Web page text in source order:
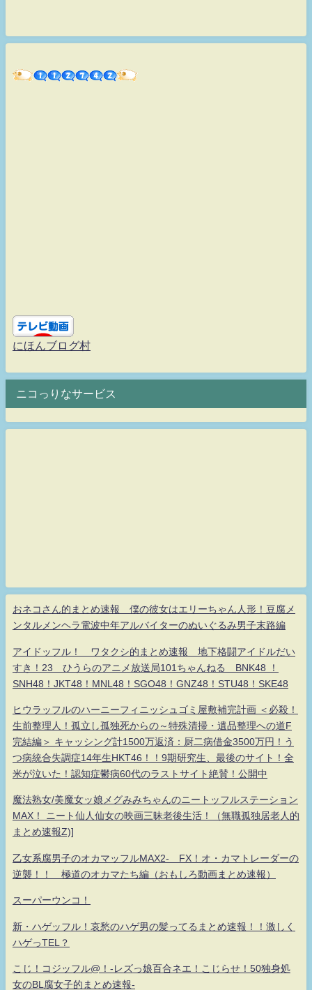
にほんブログ村
ニコっりなサービス
おネコさん的まとめ速報 僕の彼女はエリーちゃん人形！豆腐メ
ンタルメンヘラ電波中年アルバイターのぬいぐるみ男子末路編
アイドッフル！ ワタクシ的まとめ速報 地下格闘アイドルだい
すき！23 ひうらのアニメ放送局101ちゃんねる BNK48 ！
SNH48！JKT48！MNL48！SGO48！GNZ48！STU48！SKE48
ヒウラッフルのハーニーフィニッシュゴミ屋敷補完計画 ＜必殺！
生前整理人！孤立し孤独死からの～特殊清掃・遺品整理への道F
完結編＞ キャッシング計1500万返済：厨二病借金3500万円！う
つ病統合失調症14年生HKT46！！9期研究生、最後のサイト！全
米が泣いた！認知症鬱病60代のラストサイト絶賛！公開中
魔法熟女/美魔女ッ娘メグみみちゃんのニートッフルステーション
MAX！ ニート仙人仙女の映画三昧老後生活！（無職孤独居老人的
まとめ速報Z)]
乙女系腐男子のオカマッフルMAX2- FX！オ・カマトレーダーの
逆襲！！ 極道のオカマたち編（おもしろ動画まとめ速報）
スーパーウンコ！
新・ハゲッフル！哀愁のハゲ男の髪ってるまとめ速報！！激しく
ハゲっTEL？
こじ！コジッフル@！-レズっ娘百合ネエ！こじらせ！50独身処
女のBL腐女子的まとめ速報-